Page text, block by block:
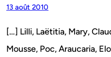
13 août 2010
[…] Lilli, Laëtitia, Mary,
Mousse, Poc, Araucaria,